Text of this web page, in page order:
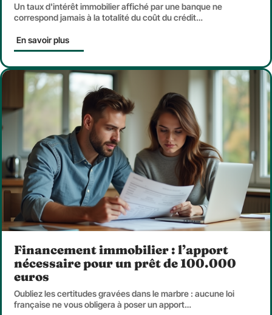
Un taux d'intérêt immobilier affiché par une banque ne
correspond jamais à la totalité du coût du crédit…
En savoir plus
Financement immobilier : l’apport
nécessaire pour un prêt de 100.000
euros
Oubliez les certitudes gravées dans le marbre : aucune loi
française ne vous obligera à poser un apport…